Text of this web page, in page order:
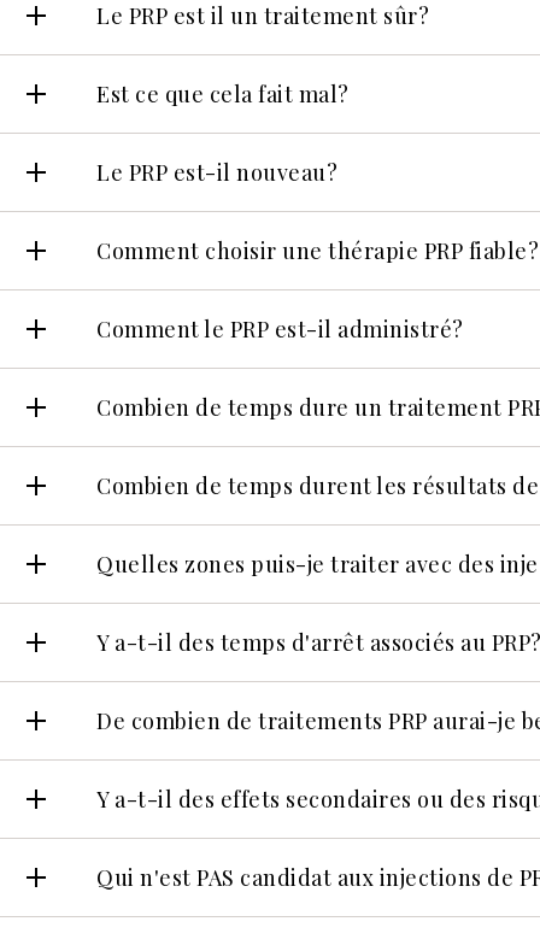
Le PRP est il un traitement sûr?
Est ce que cela fait mal?
Le PRP est-il nouveau?
Comment choisir une thérapie PRP fiable?
Comment le PRP est-il administré?
Combien de temps dure un traitement
Combien de temps durent les résultats
Quelles zones puis-je traiter avec des
Y a-t-il des temps d'arrêt associés au
De combien de traitements PRP aurai-je
Y a-t-il des effets secondaires ou des
Qui n'est PAS candidat aux injections de